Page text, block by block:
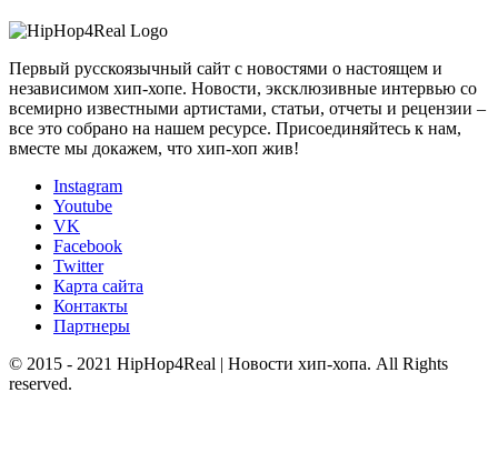
Первый русскоязычный сайт с новостями о настоящем и
независимом хип-хопе. Новости, эксклюзивные интервью со
всемирно известными артистами, статьи, отчеты и рецензии –
все это собрано на нашем ресурсе. Присоединяйтесь к нам,
вместе мы докажем, что хип-хоп жив!
Instagram
Youtube
VK
Facebook
Twitter
Карта сайта
Контакты
Партнеры
© 2015 - 2021 HipHop4Real | Новости хип-хопа. All Rights
reserved.